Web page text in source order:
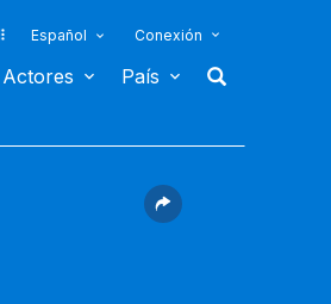
Español Conexión
Actores País